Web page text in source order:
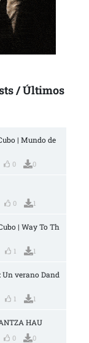
/ Últimos
| Mundo de
0 0
0 1
| Way To Th
1 1
Un verano Dand
1 1
HAU
0 0